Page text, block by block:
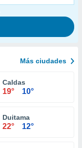
Más ciudades
Caldas
19° 10°
Duitama
22° 12°